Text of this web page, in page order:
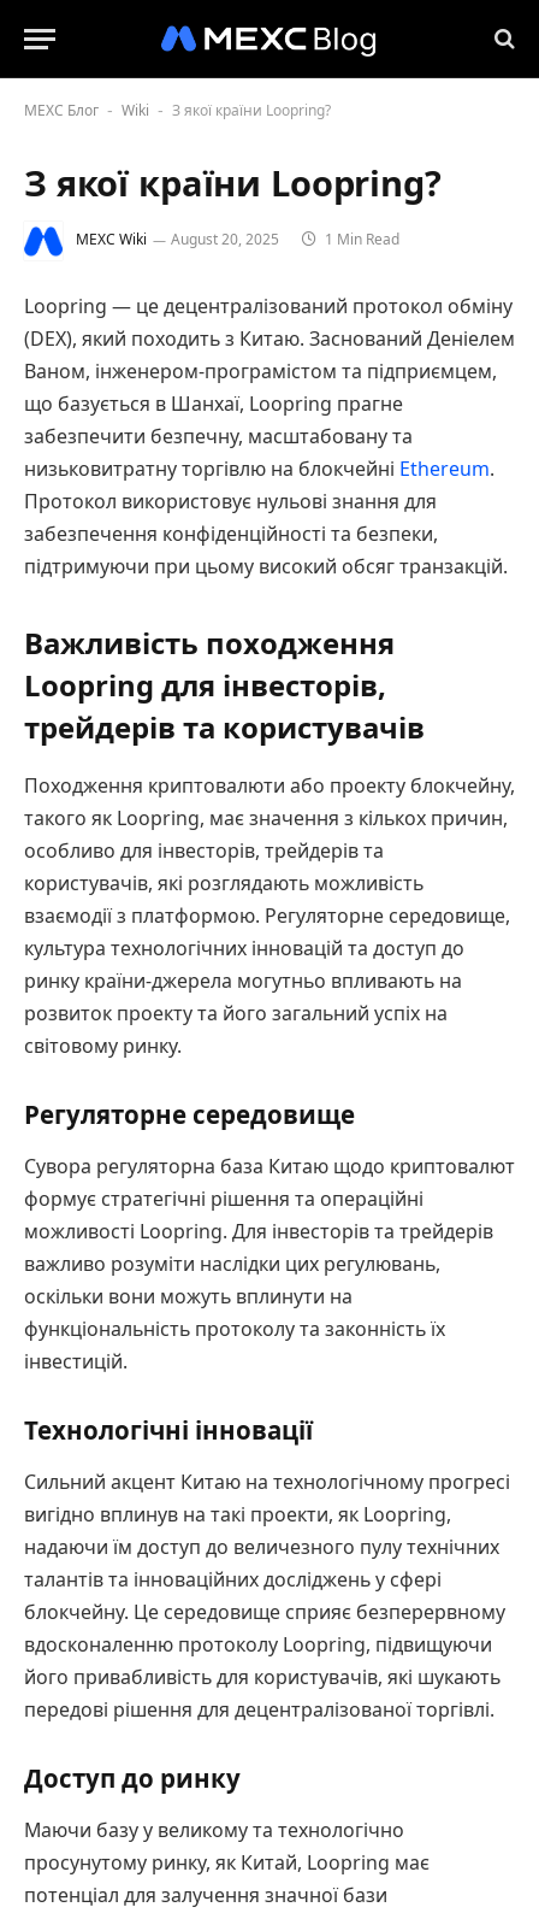
MEXC Блог - Wiki - З якої країни Loopring?
З якої країни Loopring?
MEXC Wiki August 20, 2025 1 Min Read
Loopring — це децентралізований протокол обміну
(DEX), який походить з Китаю. Заснований Деніелем
Ваном, інженером-програмістом та підприємцем,
що базується в Шанхаї, Loopring прагне
забезпечити безпечну, масштабовану та
низьковитратну торгівлю на блокчейні Ethereum.
Протокол використовує нульові знання для
забезпечення конфіденційності та безпеки,
підтримуючи при цьому високий обсяг транзакцій.
Важливість походження
Loopring для інвесторів,
трейдерів та користувачів
Походження криптовалюти або проекту блокчейну,
такого як Loopring, має значення з кількох причин,
особливо для інвесторів, трейдерів та
користувачів, які розглядають можливість
взаємодії з платформою. Регуляторне середовище,
культура технологічних інновацій та доступ до
ринку країни-джерела могутньо впливають на
розвиток проекту та його загальний успіх на
світовому ринку.
Регуляторне середовище
Сувора регуляторна база Китаю щодо криптовалют
формує стратегічні рішення та операційні
можливості Loopring. Для інвесторів та трейдерів
важливо розуміти наслідки цих регулювань,
оскільки вони можуть вплинути на
функціональність протоколу та законність їх
інвестицій.
Технологічні інновації
Сильний акцент Китаю на технологічному прогресі
вигідно вплинув на такі проекти, як Loopring,
надаючи їм доступ до величезного пулу технічних
талантів та інноваційних досліджень у сфері
блокчейну. Це середовище сприяє безперервному
вдосконаленню протоколу Loopring, підвищуючи
його привабливість для користувачів, які шукають
передові рішення для децентралізованої торгівлі.
Доступ до ринку
Маючи базу у великому та технологічно
просунутому ринку, як Китай, Loopring має
потенціал для залучення значної бази